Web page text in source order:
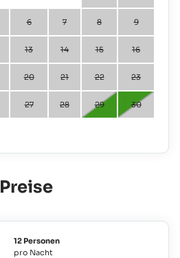
6 7 8 9
13 14 15 16
20 21 22 23
27 28 29 30
Preise
12 Personen
pro Nacht